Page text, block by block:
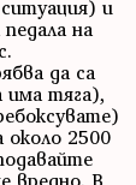
и
на
да са
има тяга),
около 2500